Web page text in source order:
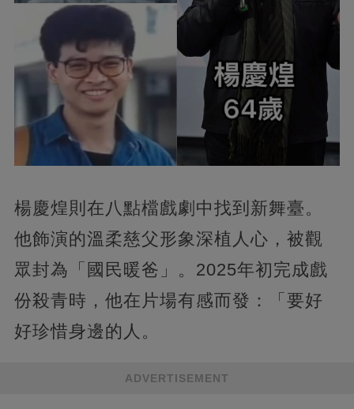
楊慶煌則在八點檔戲劇中找到新舞臺。
他飾演的溫柔慈父形象深植人心，被觀
眾封為「國民暖爸」。2025年初完成戲
份殺青時，他在片場有感而發：「要好
好珍惜身邊的人。
ADVERTISEMENT